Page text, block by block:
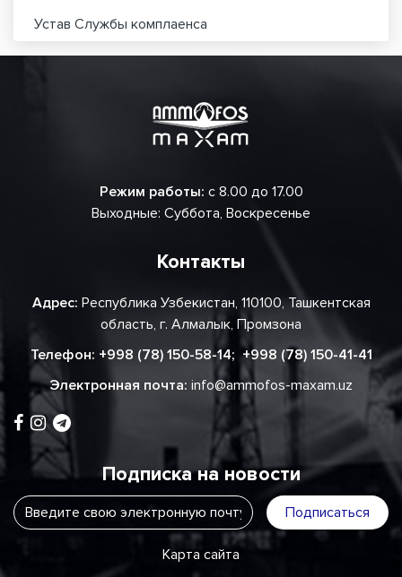
Устав Службы комплаенса
Режим работы: с 8.00 до 17.00
Выходные: Суббота, Воскресенье
Контакты
Адрес: Республика Узбекистан, 110100, Ташкентская
область, г. Алмалык, Промзона
Телефон: +998 (78) 150-58-14; +998 (78) 150-41-41
Электронная почта: info@ammofos-maxam.uz
Подписка на новости
Подписаться
Карта сайта